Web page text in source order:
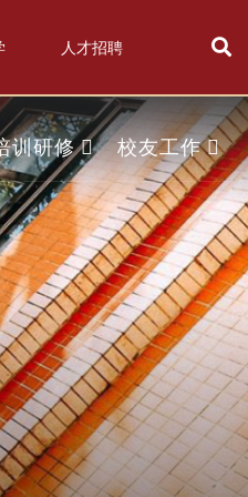
人才招聘
训研修 校友工作